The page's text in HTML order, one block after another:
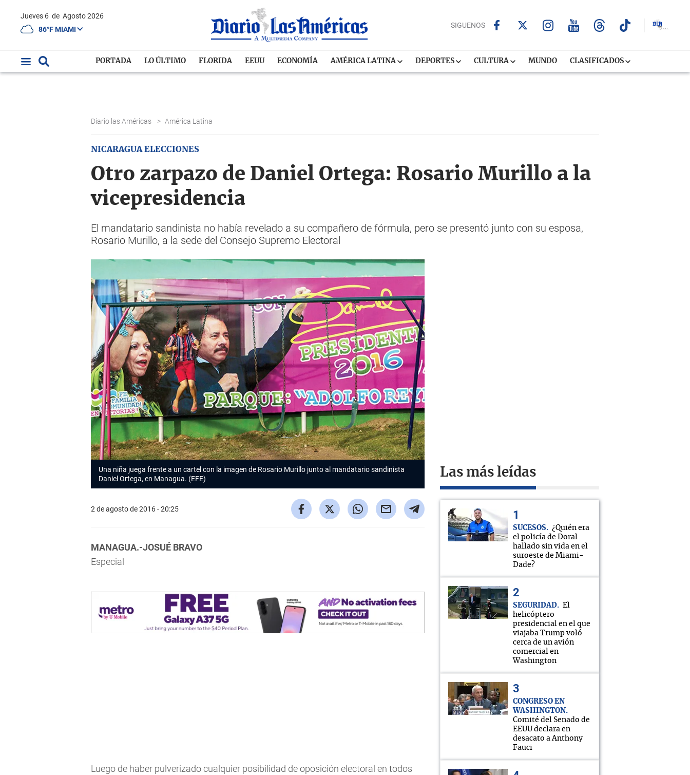
Jueves 6 de Agosto 2026
86°F MIAMI
SIGUENOS
PORTADA LO ÚLTIMO FLORIDA EEUU ECONOMÍA AMÉRICA LATINA DEPORTES CULTURA MUNDO CLASIFICADOS
Diario las Américas > América Latina
NICARAGUA ELECCIONES
Otro zarpazo de Daniel Ortega: Rosario Murillo a la
vicepresidencia
El mandatario sandinista no había revelado a su compañero de fórmula, pero se presentó junto con su esposa,
Rosario Murillo, a la sede del Consejo Supremo Electoral
Una niña juega frente a un cartel con la imagen de Rosario Murillo junto al mandatario sandinista
Daniel Ortega, en Managua. (EFE)
2 de agosto de 2016 - 20:25
MANAGUA.-JOSUÉ BRAVO
Especial
Luego de haber pulverizado cualquier posibilidad de oposición electoral en todos
Las más leídas
SUCESOS
¿Quién era
el policía de Doral
hallado sin vida en el
suroeste de Miami-
Dade?
SEGURIDAD
El
helicóptero
presidencial en el que
viajaba Trump voló
cerca de un avión
comercial en
Washington
CONGRESO EN
WASHINGTON
Comité del Senado de
EEUU declara en
desacato a Anthony
Fauci